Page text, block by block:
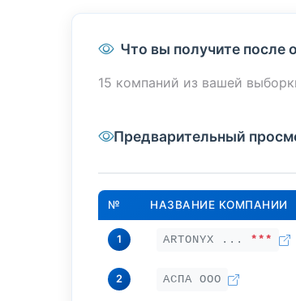
Что вы получите после
15 компаний из вашей
Предварительный
№ НАЗВАНИЕ КОМПАНИИ
1 ARTONYX ... ***
2 АСПА ООО